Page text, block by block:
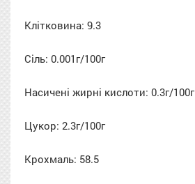
Клітковина: 9.3
Сіль: 0.001г/100г
Насичені жирні кислоти: 0.3г/100г
Цукор: 2.3г/100г
Крохмаль: 58.5